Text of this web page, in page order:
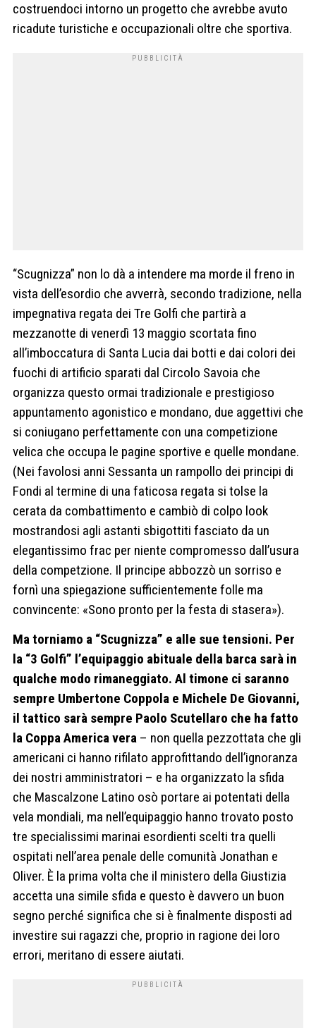
costruendoci intorno un progetto che avrebbe avuto
ricadute turistiche e occupazionali oltre che sportiva.
“Scugnizza” non lo dà a intendere ma morde il freno in
vista dell’esordio che avverrà, secondo tradizione, nella
impegnativa regata dei Tre Golfi che partirà a
mezzanotte di venerdì 13 maggio scortata fino
all’imboccatura di Santa Lucia dai botti e dai colori dei
fuochi di artificio sparati dal Circolo Savoia che
organizza questo ormai tradizionale e prestigioso
appuntamento agonistico e mondano, due aggettivi che
si coniugano perfettamente con una competizione
velica che occupa le pagine sportive e quelle mondane.
(Nei favolosi anni Sessanta un rampollo dei principi di
Fondi al termine di una faticosa regata si tolse la
cerata da combattimento e cambiò di colpo look
mostrandosi agli astanti sbigottiti fasciato da un
elegantissimo frac per niente compromesso dall’usura
della competzione. Il principe abbozzò un sorriso e
fornì una spiegazione sufficientemente folle ma
convincente: «Sono pronto per la festa di stasera»).
Ma torniamo a “Scugnizza” e alle sue tensioni. Per
la “3 Golfi” l’equipaggio abituale della barca sarà in
qualche modo rimaneggiato. Al timone ci saranno
sempre Umbertone Coppola e Michele De Giovanni,
il tattico sarà sempre Paolo Scutellaro che ha fatto
la Coppa America vera – non quella pezzottata che gli
americani ci hanno rifilato approfittando dell’ignoranza
dei nostri amministratori – e ha organizzato la sfida
che Mascalzone Latino osò portare ai potentati della
vela mondiali, ma nell’equipaggio hanno trovato posto
tre specialissimi marinai esordienti scelti tra quelli
ospitati nell’area penale delle comunità Jonathan e
Oliver. È la prima volta che il ministero della Giustizia
accetta una simile sfida e questo è davvero un buon
segno perché significa che si è finalmente disposti ad
investire sui ragazzi che, proprio in ragione dei loro
errori, meritano di essere aiutati.